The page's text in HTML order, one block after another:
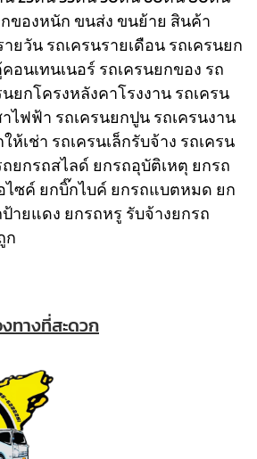
ของหนัก ขนส่ง ขนย้าย สินค้า
ยวัน รถเครนรายเดือน รถเครนยก
อนเทนเนอร์ รถเครนยกของ รถ
ยกโครงหลังคาโรงงาน รถเครน
าไฟฟ้า รถเครนยกปูน รถเครนงาน
ห้เช่า รถเครนเล็กรับจ้าง รถเครน
ยกรถสไลด์ ยกรถอุบัติเหตุ ยกรถ
ไซค์ ยกบิ๊กไบค์ ยกรถแบตหมด ยก
ายแดง ยกรถหรู รับจ้างยกรถ
ก
ทางที่สะดวก